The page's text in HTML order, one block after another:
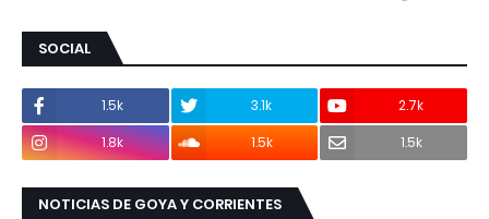
SOCIAL
1.5k 3.1k
2.7k
1.8k
1.5k 1.5k
NOTICIAS DE GOYA Y CORRIENTES